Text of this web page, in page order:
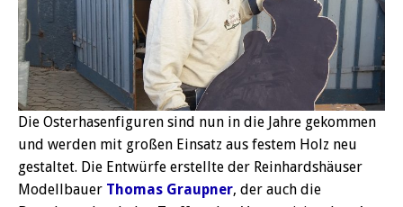
Die Osterhasenfiguren sind nun in die Jahre gekommen
und werden mit großen Einsatz aus festem Holz neu
gestaltet. Die Entwürfe erstellte der Reinhardshäuser
Modellbauer Thomas Graupner, der auch die